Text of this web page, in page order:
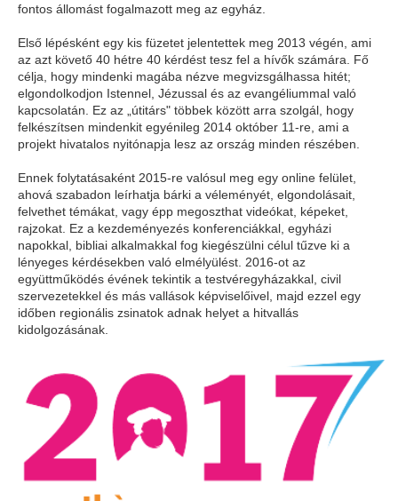
fontos állomást fogalmazott meg az egyház.
Első lépésként egy kis füzetet jelentettek meg 2013 végén, ami
az azt követő 40 hétre 40 kérdést tesz fel a hívők számára. Fő
célja, hogy mindenki magába nézve megvizsgálhassa hitét;
elgondolkodjon Istennel, Jézussal és az evangéliummal való
kapcsolatán. Ez az „útitárs" többek között arra szolgál, hogy
felkészítsen mindenkit egyénileg 2014 október 11-re, ami a
projekt hivatalos nyitónapja lesz az ország minden részében.
Ennek folytatásaként 2015-re valósul meg egy online felület,
ahová szabadon leírhatja bárki a véleményét, elgondolásait,
felvethet témákat, vagy épp megoszthat videókat, képeket,
rajzokat. Ez a kezdeményezés konferenciákkal, egyházi
napokkal, bibliai alkalmakkal fog kiegészülni célul tűzve ki a
lényeges kérdésekben való elmélyülést. 2016-ot az
együttműködés évének tekintik a testvéregyházakkal, civil
szervezetekkel és más vallások képviselőivel, majd ezzel egy
időben regionális zsinatok adnak helyet a hitvallás
kidolgozásának.